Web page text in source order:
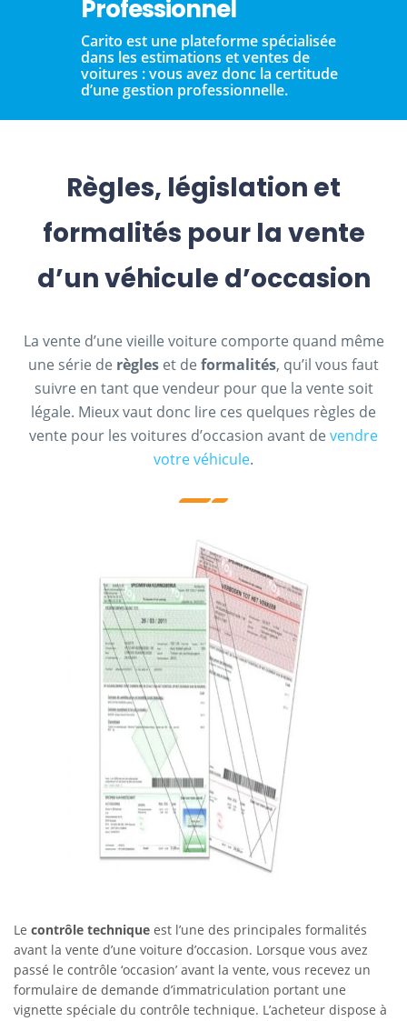
Professionnel
Carito est une plateforme spécialisée
dans les estimations et ventes de
voitures : vous avez donc la certitude
d’une gestion professionnelle.
Règles, législation et
formalités pour la vente
d’un véhicule d’occasion
La vente d’une vieille voiture comporte quand même
une série de règles et de formalités, qu’il vous faut
suivre en tant que vendeur pour que la vente soit
légale. Mieux vaut donc lire ces quelques règles de
vente pour les voitures d’occasion avant de vendre
votre véhicule.
Le contrôle technique est l’une des principales formalités
avant la vente d’une voiture d’occasion. Lorsque vous avez
passé le contrôle ‘occasion’ avant la vente, vous recevez un
formulaire de demande d’immatriculation portant une
vignette spéciale du contrôle technique. L’acheteur dispose à